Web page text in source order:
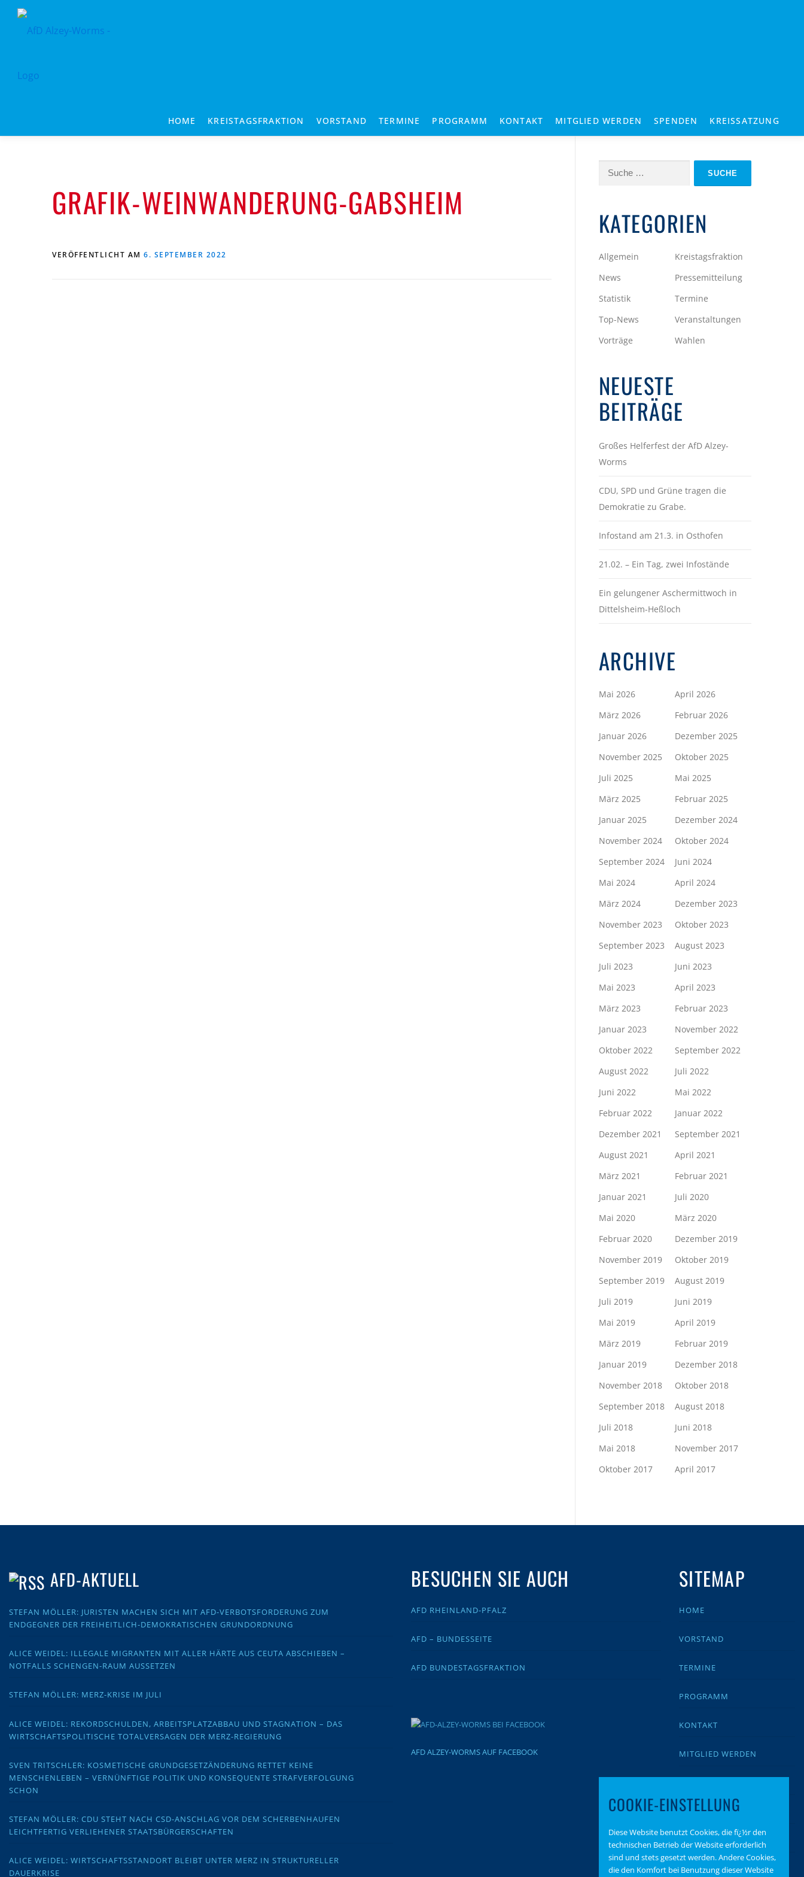
Zum
HOME KREISTAGSFRAKTION VORSTAND TERMINE PROGRAMM KONTAKT MITGLIED WERDEN SPENDEN KREISSATZUNG
GRAFIK-WEINWANDERUNG-GABSHEIM
VERÖFFENTLICHT AM 6. SEPTEMBER 2022
Suche
KATEGORIEN
Allgemein
Kreistagsfraktion
News
Pressemitteilung
Statistik
Termine
Top-News
Veranstaltungen
Vorträge
Wahlen
NEUESTE
BEITRÄGE
Großes Helferfest der AfD Alzey-
Worms
CDU, SPD und Grüne tragen die
Demokratie zu Grabe.
Infostand am 21.3. in Osthofen
21.02. – Ein Tag, zwei Infostände
Ein gelungener Aschermittwoch in
Dittelsheim-Heßloch
ARCHIVE
Mai 2026
April 2026
März 2026
Februar 2026
Januar 2026
Dezember 2025
November 2025
Oktober 2025
Juli 2025
Mai 2025
März 2025
Februar 2025
Januar 2025
Dezember 2024
November 2024
Oktober 2024
September 2024
Juni 2024
Mai 2024
April 2024
März 2024
Dezember 2023
November 2023
Oktober 2023
September 2023
August 2023
Juli 2023
Juni 2023
Mai 2023
April 2023
März 2023
Februar 2023
Januar 2023
November 2022
Oktober 2022
September 2022
August 2022
Juli 2022
Juni 2022
Mai 2022
Februar 2022
Januar 2022
Dezember 2021
September 2021
August 2021
April 2021
März 2021
Februar 2021
Januar 2021
Juli 2020
Mai 2020
März 2020
Februar 2020
Dezember 2019
November 2019
Oktober 2019
September 2019
August 2019
Juli 2019
Juni 2019
Mai 2019
April 2019
März 2019
Februar 2019
Januar 2019
Dezember 2018
November 2018
Oktober 2018
September 2018
August 2018
Juli 2018
Juni 2018
Mai 2018
November 2017
Oktober 2017
April 2017
AFD-AKTUELL
STEFAN MÖLLER: JURISTEN MACHEN SICH MIT AFD-VERBOTSFORDERUNG ZUM
ENDGEGNER DER FREIHEITLICH-DEMOKRATISCHEN GRUNDORDNUNG
ALICE WEIDEL: ILLEGALE MIGRANTEN MIT ALLER HÄRTE AUS CEUTA ABSCHIEBEN –
NOTFALLS SCHENGEN-RAUM AUSSETZEN
STEFAN MÖLLER: MERZ-KRISE IM JULI
ALICE WEIDEL: REKORDSCHULDEN, ARBEITSPLATZABBAU UND STAGNATION – DAS
WIRTSCHAFTSPOLITISCHE TOTALVERSAGEN DER MERZ-REGIERUNG
SVEN TRITSCHLER: KOSMETISCHE GRUNDGESETZÄNDERUNG RETTET KEINE
MENSCHENLEBEN – VERNÜNFTIGE POLITIK UND KONSEQUENTE STRAFVERFOLGUNG
SCHON
STEFAN MÖLLER: CDU STEHT NACH CSD-ANSCHLAG VOR DEM SCHERBENHAUFEN
LEICHTFERTIG VERLIEHENER STAATSBÜRGERSCHAFTEN
ALICE WEIDEL: WIRTSCHAFTSSTANDORT BLEIBT UNTER MERZ IN STRUKTURELLER
DAUERKRISE
BESUCHEN SIE AUCH
AFD RHEINLAND-PFALZ
AFD – BUNDESSEITE
AFD BUNDESTAGSFRAKTION
AFD ALZEY-WORMS AUF FACEBOOK
SITEMAP
HOME
VORSTAND
TERMINE
PROGRAMM
KONTAKT
MITGLIED WERDEN
DATENSCHUTZ
BEITRAGSARCHIV
SPENDEN
COOKIE-EINSTELLUNG
Diese Website benutzt Cookies, die fï¿½r den
technischen Betrieb der Website erforderlich
sind und stets gesetzt werden. Andere Cookies,
die den Komfort bei Benutzung dieser Website